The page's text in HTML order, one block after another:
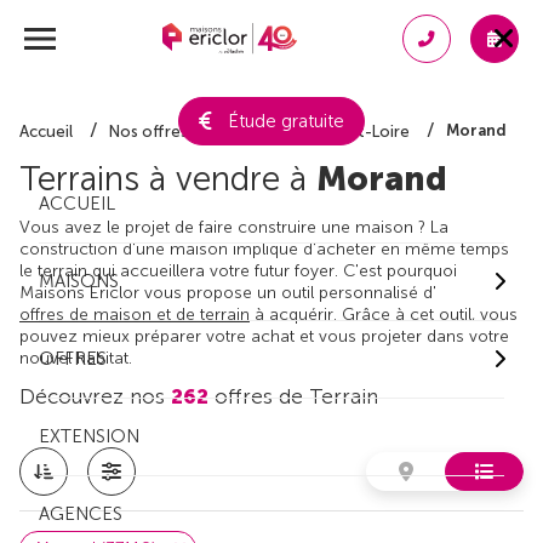
Étude gratuite
ACCUEIL
MAISONS
OFFRES
EXTENSION
AGENCES
Accueil Nos offres de terrain Indre-et-Loire Morand
Terrains à vendre à Morand
Vous avez le projet de faire construire une maison ? La
construction d'une maison implique d'acheter en même temps
le terrain qui accueillera votre futur foyer. C'est pourquoi
Maisons Ericlor vous propose un outil personnalisé d'
offres de maison et de terrain à acquérir. Grâce à cet outil, vous
pouvez mieux préparer votre achat et vous projeter dans votre
nouvel habitat.
Découvrez nos 262 offres de Terrain